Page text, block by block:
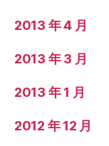
2013 年 4 月
2013 年 3 月
2013 年 1 月
2012 年 12 月